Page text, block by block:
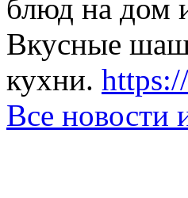
блюд на дом
Вкусные
кухни.
Все новости